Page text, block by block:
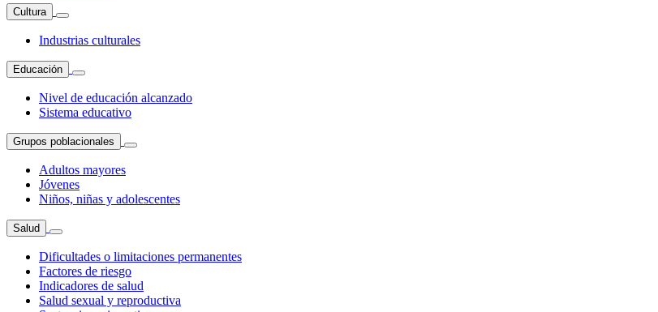
Cultura
Industrias culturales
Educación
Nivel de educación alcanzado
Sistema educativo
Grupos poblacionales
Adultos mayores
Jóvenes
Niños, niñas y adolescentes
Salud
Dificultades o limitaciones permanentes
Factores de riesgo
Indicadores de salud
Salud sexual y reproductiva